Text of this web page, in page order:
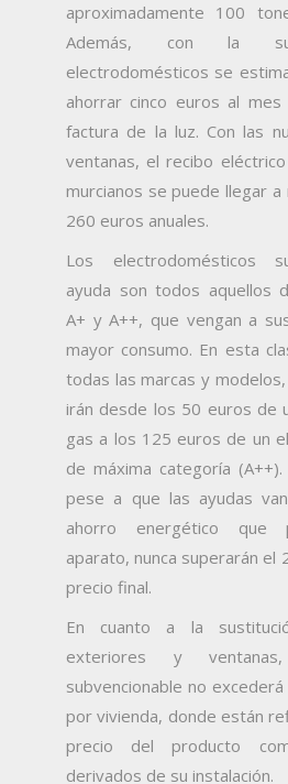
aproximadamente 100
Además, con la
electrodomésticos se
ahorrar cinco euros al
factura de la luz. Con las
ventanas, el recibo
murcianos se puede llegar
260 euros anuales.
Los electrodomésticos
ayuda son todos aquellos
A+ y A++, que vengan a
mayor consumo. En esta
todas las marcas y
irán desde los 50 euros de
gas a los 125 euros de un
de máxima categoría
pese a que las ayudas
ahorro energético que
aparato, nunca superarán el
precio final.
En cuanto a la
exteriores y
subvencionable no
por vivienda, donde están
precio del producto
derivados de su instalación.